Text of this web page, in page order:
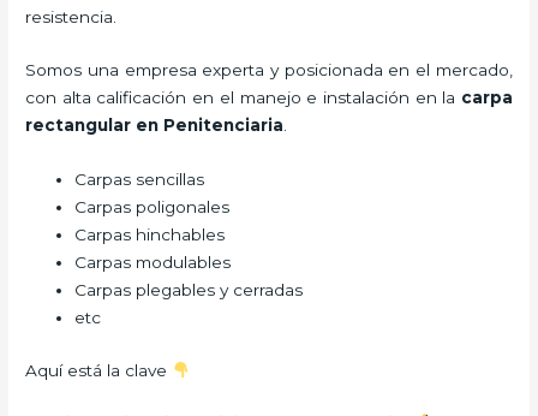
resistencia.
Somos una empresa experta y posicionada en el mercado,
con alta calificación en el manejo e instalación en la carpa
rectangular en Penitenciaria.
Carpas sencillas
Carpas poligonales
Carpas hinchables
Carpas modulables
Carpas plegables y cerradas
etc
Aquí está la clave